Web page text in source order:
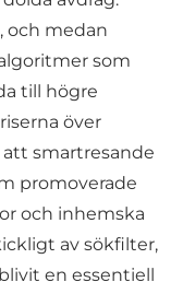
och medan
som
till högre
över
smartresande
promoverade
och inhemska
av sökfilter,
en essentiell